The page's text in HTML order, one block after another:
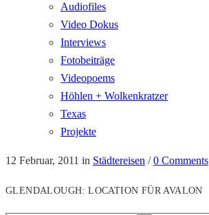
Audiofiles
Video Dokus
Interviews
Fotobeiträge
Videopoems
Höhlen + Wolkenkratzer
Texas
Projekte
12 Februar, 2011 in Städtereisen /0 Comments
GLENDALOUGH: LOCATION FÜR AVALON